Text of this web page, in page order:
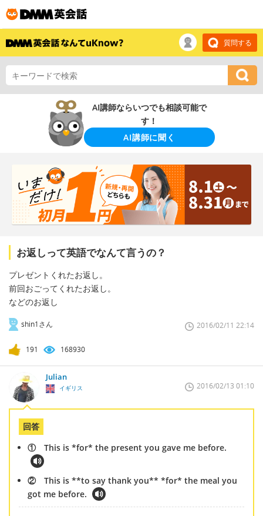
質問する
AI講師ならいつでも相談可能で
す！
AI講師に聞く
お返しって英語でなんて言うの？
プレゼントくれたお返し。
前回おごってくれたお返し。
などのお返し
shin1さん 2016/02/11 22:14
191 168930
Julian
イギリス 2016/02/13 01:10
回答
① This is *for* the present you gave me before.
② This is **to say thank you** *for* the meal you
got me before.